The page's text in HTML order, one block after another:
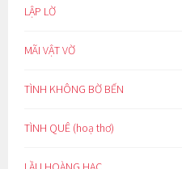
LẬP LỜ
MÃI VẬT VỜ
TÌNH KHÔNG BỜ BẾN
TÌNH QUÊ (hoạ thơ)